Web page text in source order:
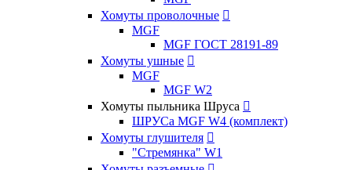
Хомуты проволочные 
MGF
MGF ГОСТ 28191-89
Хомуты ушные 
MGF
MGF W2
Хомуты пыльника Шруса 
ШРУСа MGF W4 (комплект)
Хомуты глушителя 
"Стремянка" W1